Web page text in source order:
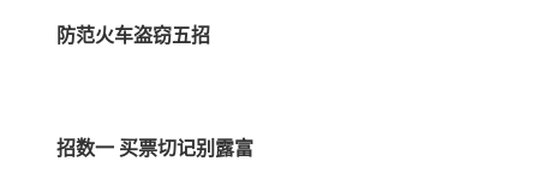
防范火车盗窃五招
招数一 买票切记别露富